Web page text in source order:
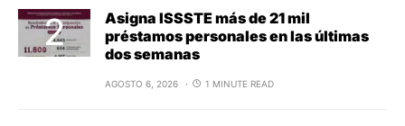
Asigna ISSSTE más de 21 mil
préstamos personales en las últimas
dos semanas
AGOSTO 6, 2026 1 MINUTE READ